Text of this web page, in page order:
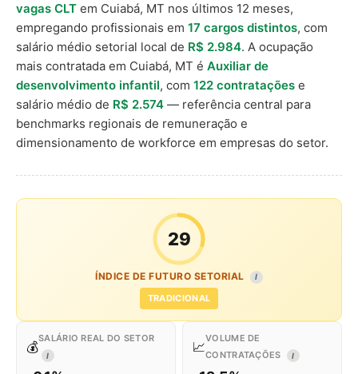
vagas CLT em Cuiabá, MT nos últimos 12 meses,
empregando profissionais em 17 cargos distintos, com
salário médio setorial local de R$ 2.984. A ocupação
mais contratada em Cuiabá, MT é Auxiliar de
desenvolvimento infantil, com 122 contratações e
salário médio de R$ 2.574 — referência central para
benchmarks regionais de remuneração e
dimensionamento de workforce em empresas do setor.
29
ÍNDICE DE FUTURO SETORIAL I
TRADICIONAL
💰
SALÁRIO REAL DO SETOR
I
📈
VOLUME DE
CONTRATAÇÕES
I